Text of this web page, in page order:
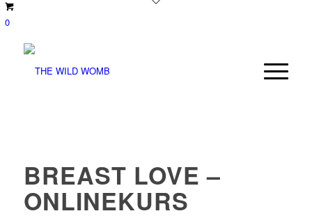
0
BREAST LOVE –
ONLINEKURS